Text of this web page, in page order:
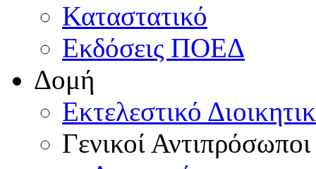
Καταστατικό
Εκδόσεις ΠΟΕΔ
Δομή
Εκτελεστικό
Γενικοί Αντιπρόσωποι